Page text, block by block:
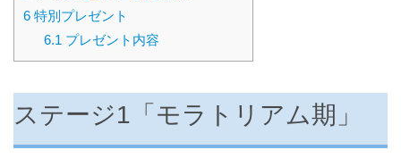
6 特別プレゼント
6.1 プレゼント内容
ステージ1「モラトリアム期」